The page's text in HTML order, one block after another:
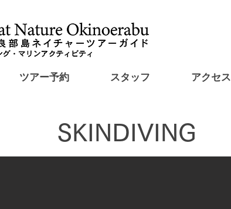
ツアー予約 スタッフ アクセス
SKINDIVING